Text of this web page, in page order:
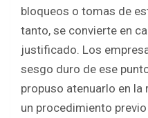
bloqueos o tomas de
tanto, se convierte en
justificado. Los
sesgo duro de ese
propuso atenuarlo en
un procedimiento